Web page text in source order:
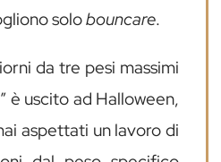
solobouncare.
da tre pesi massimi
” è uscito ad Halloween,
aspettati un lavoro di